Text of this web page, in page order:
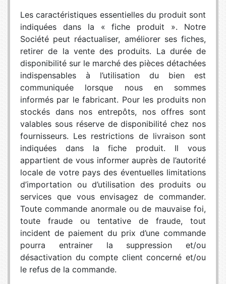
Les caractéristiques essentielles du produit sont
indiquées dans la « fiche produit ». Notre
Société peut réactualiser, améliorer ses fiches,
retirer de la vente des produits. La durée de
disponibilité sur le marché des pièces détachées
indispensables à l’utilisation du bien est
communiquée lorsque nous en sommes
informés par le fabricant. Pour les produits non
stockés dans nos entrepôts, nos offres sont
valables sous réserve de disponibilité chez nos
fournisseurs. Les restrictions de livraison sont
indiquées dans la fiche produit. Il vous
appartient de vous informer auprès de l’autorité
locale de votre pays des éventuelles limitations
d’importation ou d’utilisation des produits ou
services que vous envisagez de commander.
Toute commande anormale ou de mauvaise foi,
toute fraude ou tentative de fraude, tout
incident de paiement du prix d’une commande
pourra entrainer la suppression et/ou
désactivation du compte client concerné et/ou
le refus de la commande.